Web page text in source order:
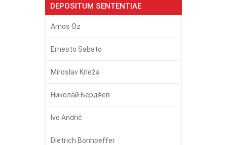
DEPOSITUM SENTENTIAE
Amos Oz
Ernesto Sabato
Miroslav Krleža
Никола́й Бердя́ев
Ivo Andrić
Dietrich Bonhoeffer